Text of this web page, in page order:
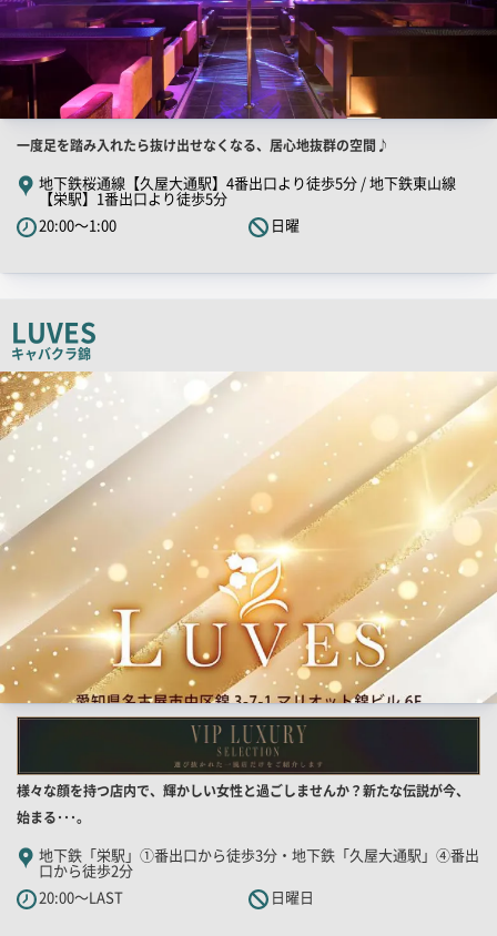
店
舗
PR
キ
ッ
ピ
ー
一度足を踏み入れたら抜け出せなくなる、居心地抜群の空間♪
地下鉄桜通線【久屋大通駅】4番出口より徒歩5分 / 地下鉄東山線
【栄駅】1番出口より徒歩5分
20:00～1:00
日曜
LUVES
キャバクラ錦
検
索
結
果
一
覧
像
店
舗
PR
キ
ャ
様々な顔を持つ店内で、輝かしい女性と過ごしませんか？新たな伝説が今、
始まる･･･。
地下鉄「栄駅」①番出口から徒歩3分・地下鉄「久屋大通駅」④番出
口から徒歩2分
20:00～LAST
日曜日